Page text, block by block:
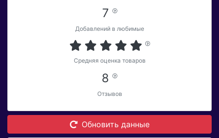
7
Добавлений в любимые
Средняя оценка товаров
8
Отзывов
Обновить данные